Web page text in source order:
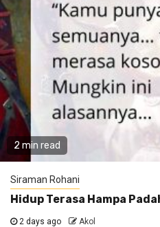
2 min read
Siraman Rohani
Hidup Terasa Hampa
2 days ago Akol